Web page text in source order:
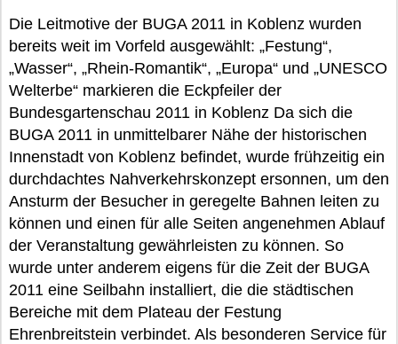
Die Leitmotive der BUGA 2011 in Koblenz wurden
bereits weit im Vorfeld ausgewählt: „Festung“,
„Wasser“, „Rhein-Romantik“, „Europa“ und „UNESCO
Welterbe“ markieren die Eckpfeiler der
Bundesgartenschau 2011 in Koblenz Da sich die
BUGA 2011 in unmittelbarer Nähe der historischen
Innenstadt von Koblenz befindet, wurde frühzeitig ein
durchdachtes Nahverkehrskonzept ersonnen, um den
Ansturm der Besucher in geregelte Bahnen leiten zu
können und einen für alle Seiten angenehmen Ablauf
der Veranstaltung gewährleisten zu können. So
wurde unter anderem eigens für die Zeit der BUGA
2011 eine Seilbahn installiert, die die städtischen
Bereiche mit dem Plateau der Festung
Ehrenbreitstein verbindet. Als besonderen Service für